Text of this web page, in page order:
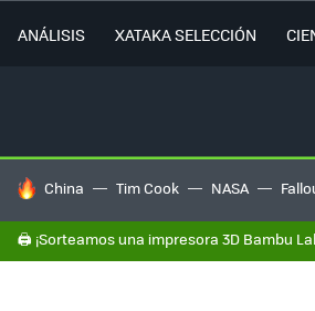
ANÁLISIS XATAKA SELECCIÓN
HOY SE HABLA DE
China Tim Cook NASA
🖨️ ¡Sorteamos una impresora 3D Bambu